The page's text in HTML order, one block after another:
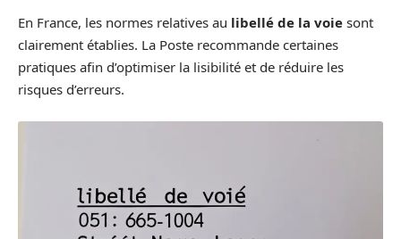
En France, les normes relatives au libellé de la voie sont
clairement établies. La Poste recommande certaines
pratiques afin d’optimiser la lisibilité et de réduire les
risques d’erreurs.